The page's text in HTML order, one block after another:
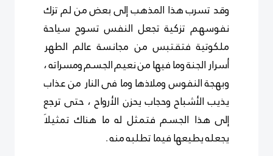
وقد تسرب هذا المذهب إلى بعض من لم تزك
نفوسهم تزكية تجعل النفس تسوح سياحة
ملكوتية فتقتبس من مجانسة عالم الطهر
أسرار الجنة وما فيها من نعيم الجسم ومسراته ،
وبهجة النفوس وملاذها وما فى النار من عذاب
يذيب الأشباح وحجاب يحزن الأرواح ، حتى ترجع
إلى هذا الجسم فتمثل له ما هناك تمثيلاَ
يجعله يطيعها فيما تطلبه منه .